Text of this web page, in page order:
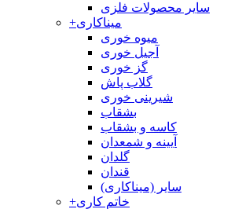
سایر محصولات فلزی
+میناکاری
میوه خوری
آجیل خوری
گز خوری
گلاب پاش
شیرینی خوری
بشقاب
کاسه و بشقاب
آیینه و شمعدان
گلدان
قندان
سایر (میناکاری)
+خاتم کاری